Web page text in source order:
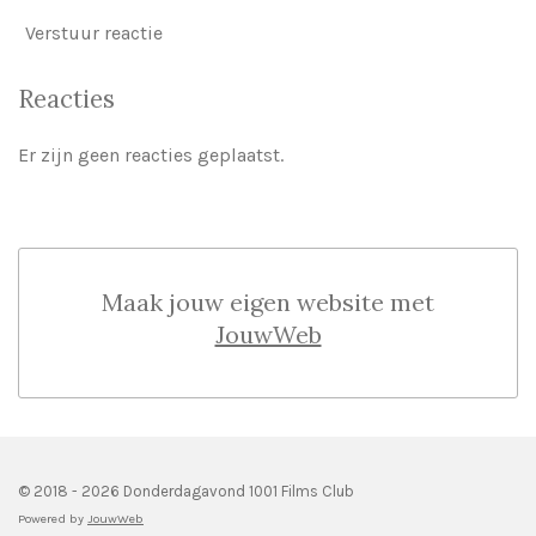
Verstuur reactie
Reacties
Er zijn geen reacties geplaatst.
Maak jouw eigen website met
JouwWeb
© 2018 - 2026 Donderdagavond 1001 Films Club
Powered by JouwWeb